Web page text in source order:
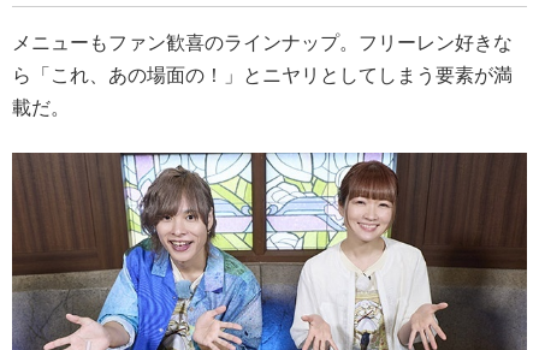
メニューもファン歓喜のラインナップ。フリーレン好きな
ら「これ、あの場面の！」とニヤリとしてしまう要素が満
載だ。